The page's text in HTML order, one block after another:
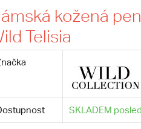
kožená
Telisia
SKLADEM